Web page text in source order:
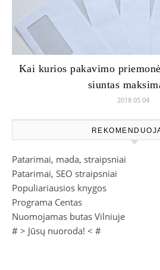
Kai kurios pakavimo
siuntas
2018 05 04
Patarimai, mada, straipsniai
Patarimai, SEO straipsniai
Populiariausios knygos
Programa Centas
Nuomojamas butas Vilniuje
# > Jūsų nuoroda! < #